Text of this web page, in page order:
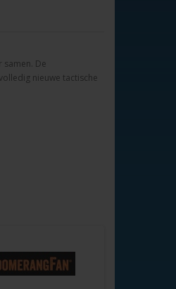
samen. De
nieuwe tactische